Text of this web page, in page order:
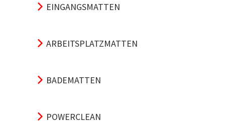
EINGANGSMATTEN
ARBEITSPLATZMATTEN
BADEMATTEN
POWERCLEAN